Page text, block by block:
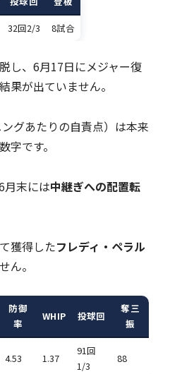
32回2/3 8試合
し、6月17日にメジャー復
果が出ていません。
グあたりの自責点）は本来
字です。
月末には中継ぎへの配置転
獲得したフレディ・ペラル
ん。
防御
率
WHIP 投球回
奪三
振
4.53 1.37
91回
1/3
88